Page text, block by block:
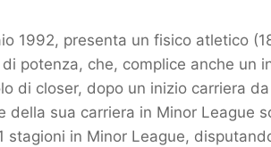
1992, presenta un fisico atletico
potenza, che, complice anche un
di closer, dopo un inizio carriera
sua carriera in Minor League
in Minor League,